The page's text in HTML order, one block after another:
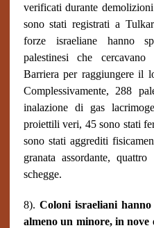
verificati durante
sono stati registrati a
forze israeliane hanno
palestinesi che
Barriera per raggiungere il
Complessivamente, 288
inalazione di gas
proiettili veri, 45 sono stati
sono stati aggrediti
granata assordante,
schegge.
8). Coloni israeliani
almeno un minore, in nove